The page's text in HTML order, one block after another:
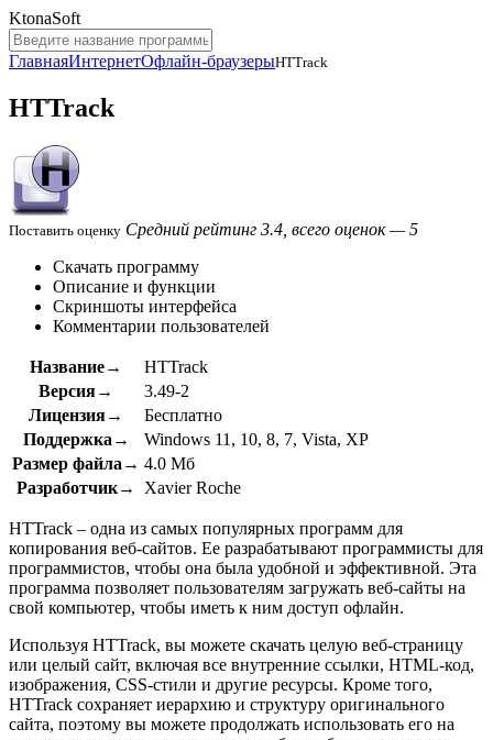
KtonaSoft
ГлавнаяИнтернетОфлайн-браузерыHTTrack
HTTrack
Поставить оценку Средний рейтинг 3.4, всего оценок — 5
Скачать программу
Описание и функции
Скриншоты интерфейса
Комментарии пользователей
Название→
HTTrack
Версия→
3.49-2
Лицензия→
Бесплатно
Поддержка→
Windows 11, 10, 8, 7, Vista, XP
Размер файла→ 4.0 Мб
Разработчик→
Xavier Roche
HTTrack – одна из самых популярных программ для
копирования веб-сайтов. Ее разрабатывают программисты для
программистов, чтобы она была удобной и эффективной. Эта
программа позволяет пользователям загружать веб-сайты на
свой компьютер, чтобы иметь к ним доступ офлайн.
Используя HTTrack, вы можете скачать целую веб-страницу
или целый сайт, включая все внутренние ссылки, HTML-код,
изображения, CSS-стили и другие ресурсы. Кроме того,
HTTrack сохраняет иерархию и структуру оригинального
сайта, поэтому вы можете продолжать использовать его на